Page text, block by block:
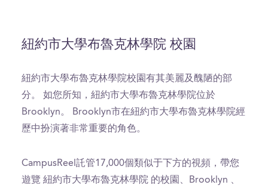
紐約市大學布魯克林學院 校園
紐約市大學布魯克林學院校園有其美麗及醜陋的部
分。 如您所知，紐約市大學布魯克林學院位於
Brooklyn。 Brooklyn市在紐約市大學布魯克林學院經
歷中扮演著非常重要的角色。
CampusReel託管17,000個類似于下方的視頻，帶您
遊覽 紐約市大學布魯克林學院 的校園、Brooklyn 、